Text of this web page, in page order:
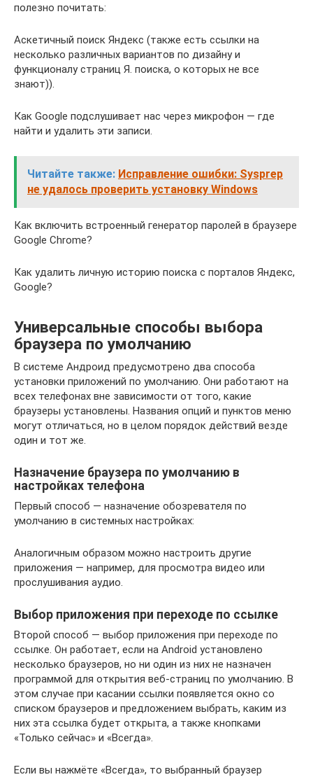
полезно почитать:
Аскетичный поиск Яндекс (также есть ссылки на
несколько различных вариантов по дизайну и
функционалу страниц Я. поиска, о которых не все
знают)).
Как Google подслушивает нас через микрофон — где
найти и удалить эти записи.
Читайте также: Исправление ошибки: Sysprep
не удалось проверить установку Windows
Как включить встроенный генератор паролей в браузере
Google Chrome?
Как удалить личную историю поиска с порталов Яндекс,
Google?
Универсальные способы выбора
браузера по умолчанию
В системе Андроид предусмотрено два способа
установки приложений по умолчанию. Они работают на
всех телефонах вне зависимости от того, какие
браузеры установлены. Названия опций и пунктов меню
могут отличаться, но в целом порядок действий везде
один и тот же.
Назначение браузера по умолчанию в
настройках телефона
Первый способ — назначение обозревателя по
умолчанию в системных настройках:
Аналогичным образом можно настроить другие
приложения — например, для просмотра видео или
прослушивания аудио.
Выбор приложения при переходе по ссылке
Второй способ — выбор приложения при переходе по
ссылке. Он работает, если на Android установлено
несколько браузеров, но ни один из них не назначен
программой для открытия веб-страниц по умолчанию. В
этом случае при касании ссылки появляется окно со
списком браузеров и предложением выбрать, каким из
них эта ссылка будет открыта, а также кнопками
«Только сейчас» и «Всегда».
Если вы нажмёте «Всегда», то выбранный браузер